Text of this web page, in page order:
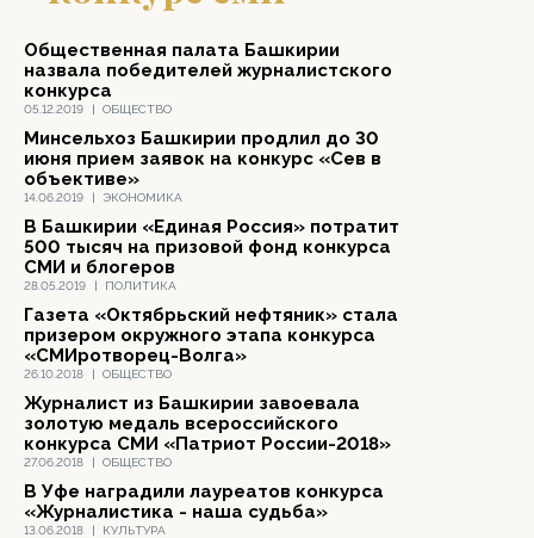
05.12.2019 | ОБЩЕСТВО
Общественная палата Башкирии
назвала победителей журналистского
конкурса
14.06.2019 | ЭКОНОМИКА
Минсельхоз Башкирии продлил до 30
июня прием заявок на конкурс «Сев в
объективе»
28.05.2019 | ПОЛИТИКА
В Башкирии «Единая Россия» потратит
500 тысяч на призовой фонд конкурса
СМИ и блогеров
26.10.2018 | ОБЩЕСТВО
Газета «Октябрьский нефтяник» стала
призером окружного этапа конкурса
«СМИротворец-Волга»
27.06.2018 | ОБЩЕСТВО
Журналист из Башкирии завоевала
золотую медаль всероссийского
конкурса СМИ «Патриот России-2018»
13.06.2018 | КУЛЬТУРА
В Уфе наградили лауреатов конкурса
«Журналистика - наша судьба»